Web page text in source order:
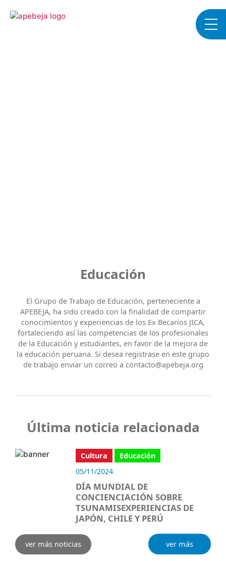
Educación
El Grupo de Trabajo de Educación, perteneciente a
APEBEJA, ha sido creado con la finalidad de compartir
conocimientos y experiencias de los Ex Becarios JICA,
fortaleciendo así las competencias de los profesionales
de la Educación y estudiantes, en favor de la mejora de
la educación peruana. Si desea registrase en este grupo
de trabajo enviar un correo a contacto@apebeja.org
Última noticia relacionada
Cultura
Educación
05/11/2024
DÍA MUNDIAL DE
CONCIENCIACIÓN SOBRE
TSUNAMISEXPERIENCIAS DE
JAPÓN, CHILE Y PERÚ
ver más
ver más noticias